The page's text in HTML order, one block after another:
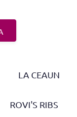
LA CEAUN
ROVI'S RIBS